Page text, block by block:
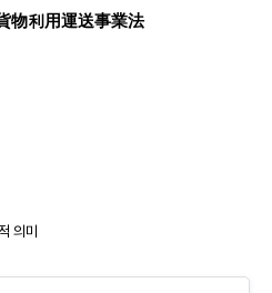
物利用運送事業法
의미